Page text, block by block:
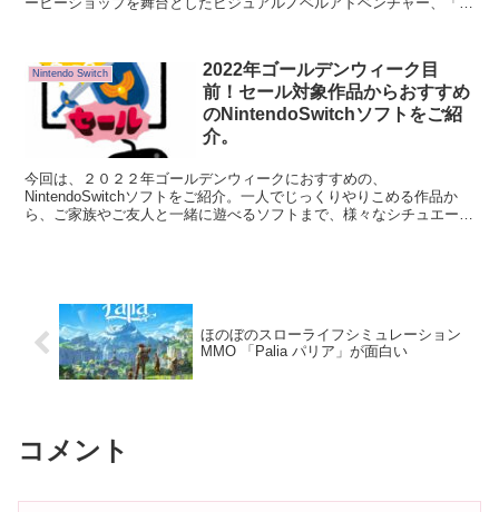
Nintendo Switch
2022年ゴールデンウィーク目
前！セール対象作品からおすすめ
のNintendoSwitchソフトをご紹
介。
今回は、２０２２年ゴールデンウィークにおすすめの、
NintendoSwitchソフトをご紹介。一人でじっくりやりこめる作品か
ら、ご家族やご友人と一緒に遊べるソフトまで、様々なシチュエーシ
ほのぼのスローライフシミュレーション
MMO 「Palia パリア」が面白い
コメント